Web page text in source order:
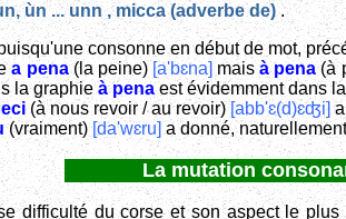
ùn ... unn , micca (adverbe de) .
consonne en début de mot,
a pena(la peine) [a'bɛna]maisà pena (à
la graphieà pena est évidemment dans
(à nous revoir / au revoir)[abb'ɛ(d)ɛʤi]
(vraiment)[da'wɛru]a donné,
La mutation
difficulté du corse et son aspect le